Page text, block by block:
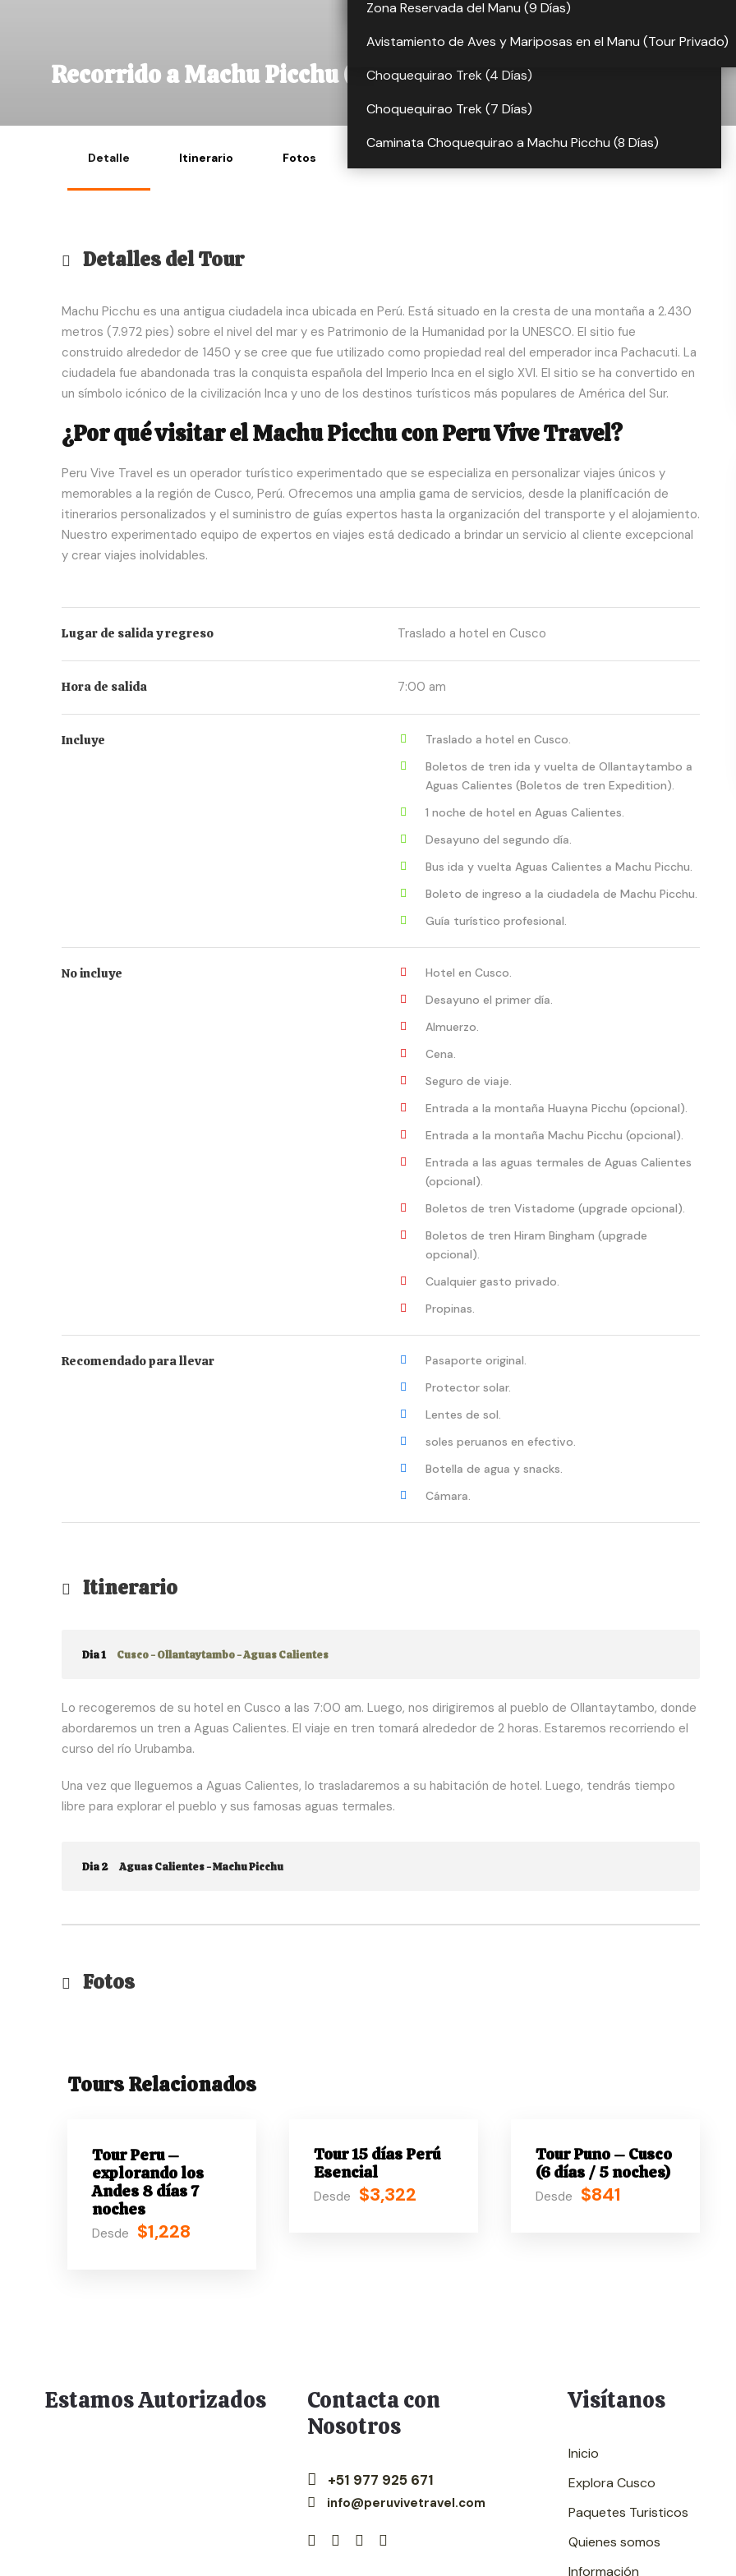
Ausangate Trek (7 Días)
Caminata a Ausangate y la Montaña Arco Iris (5 Días)
Choquequirao Trek (4 Días)
Choquequirao Trek (7 Días)
Caminata Choquequirao a Machu Picchu (8 Días)
Zona Reservada del Manu (9 Días)
Avistamiento de Aves y Mariposas en el Manu (Tour Privado)
Recorrido a Machu Picchu (2 Días)
Detalle Itinerario Fotos
Detalles del Tour
Machu Picchu es una antigua ciudadela inca ubicada en Perú. Está situado en la cresta de una montaña a 2.430
metros (7.972 pies) sobre el nivel del mar y es Patrimonio de la Humanidad por la UNESCO. El sitio fue
construido alrededor de 1450 y se cree que fue utilizado como propiedad real del emperador inca Pachacuti. La
ciudadela fue abandonada tras la conquista española del Imperio Inca en el siglo XVI. El sitio se ha convertido en
un símbolo icónico de la civilización Inca y uno de los destinos turísticos más populares de América del Sur.
¿Por qué visitar el Machu Picchu con Peru Vive Travel?
Peru Vive Travel es un operador turístico experimentado que se especializa en personalizar viajes únicos y
memorables a la región de Cusco, Perú. Ofrecemos una amplia gama de servicios, desde la planificación de
itinerarios personalizados y el suministro de guías expertos hasta la organización del transporte y el alojamiento.
Nuestro experimentado equipo de expertos en viajes está dedicado a brindar un servicio al cliente excepcional
y crear viajes inolvidables.
Lugar de salida y regreso Traslado a hotel en Cusco
Hora de salida 7:00 am
Incluye
Traslado a hotel en Cusco.
Boletos de tren ida y vuelta de Ollantaytambo a
Aguas Calientes (Boletos de tren Expedition).
1 noche de hotel en Aguas Calientes.
Desayuno del segundo día.
Bus ida y vuelta Aguas Calientes a Machu Picchu.
Boleto de ingreso a la ciudadela de Machu Picchu.
Guía turístico profesional.
No incluye
Hotel en Cusco.
Desayuno el primer día.
Almuerzo.
Cena.
Seguro de viaje.
Entrada a la montaña Huayna Picchu (opcional).
Entrada a la montaña Machu Picchu (opcional).
Entrada a las aguas termales de Aguas Calientes
(opcional).
Boletos de tren Vistadome (upgrade opcional).
Boletos de tren Hiram Bingham (upgrade
opcional).
Cualquier gasto privado.
Propinas.
Recomendado para llevar
Pasaporte original.
Protector solar.
Lentes de sol.
soles peruanos en efectivo.
Botella de agua y snacks.
Cámara.
Itinerario
Dia 1 Cusco - Ollantaytambo - Aguas Calientes
Lo recogeremos de su hotel en Cusco a las 7:00 am. Luego, nos dirigiremos al pueblo de Ollantaytambo, donde
abordaremos un tren a Aguas Calientes. El viaje en tren tomará alrededor de 2 horas. Estaremos recorriendo el
curso del río Urubamba.
Una vez que lleguemos a Aguas Calientes, lo trasladaremos a su habitación de hotel. Luego, tendrás tiempo
libre para explorar el pueblo y sus famosas aguas termales.
Dia 2 Aguas Calientes - Machu Picchu
Fotos
Tours Relacionados
Tour Peru –
explorando los
Andes 8 días 7
noches
Desde $1,228
Tour 15 días Perú
Esencial
Desde $3,322
Tour Puno – Cusco
(6 días / 5 noches)
Desde $841
Estamos Autorizados
Contacta con
Nosotros
+51 977 925 671
info@peruvivetravel.com
Visítanos
Inicio
Explora Cusco
Paquetes Turisticos
Quienes somos
Información